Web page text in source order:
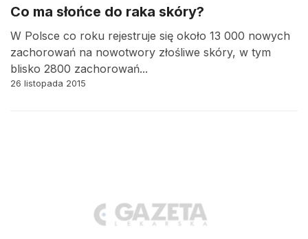
Co ma słońce do raka skóry?
W Polsce co roku rejestruje się około 13 000 nowych
zachorowań na nowotwory złośliwe skóry, w tym
blisko 2800 zachorowań...
26 listopada 2015